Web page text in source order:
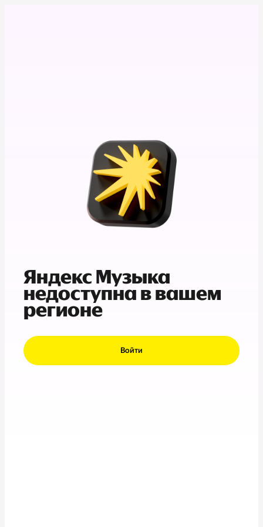
Яндекс Музыка
недоступна в вашем
регионе
Войти